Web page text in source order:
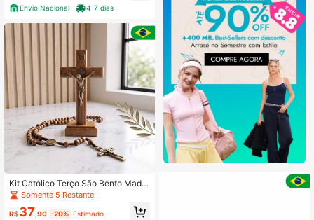
Envio Nacional
4-7 dias
Kit Católico Terço São Bento Madei
ra 6mm + Crucifixo em Madeira 7c
m/9cm
Somente 5 Restante
R$37 ,90 -20% Estimado